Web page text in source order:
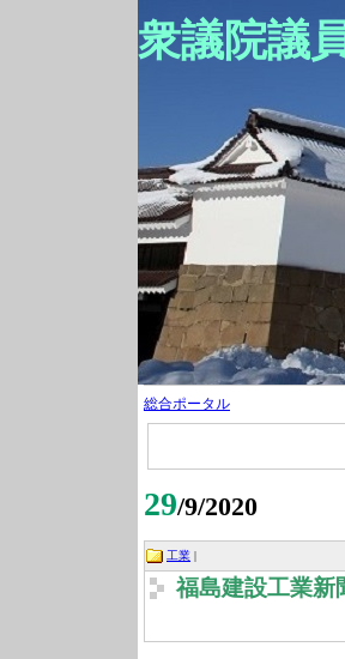
衆議院議
総合ポータル
29/9/2020
工業 |
福島建設工業新